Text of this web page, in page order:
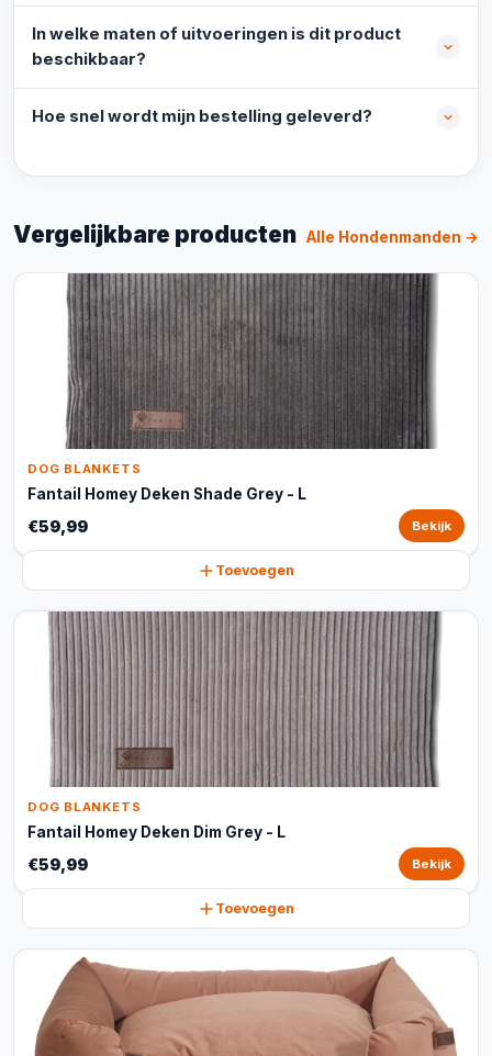
In welke maten of uitvoeringen is dit product
beschikbaar?
Hoe snel wordt mijn bestelling geleverd?
Vergelijkbare producten Alle Hondenmanden →
DOG BLANKETS
Fantail Homey Deken Shade Grey - L
€59,99 Bekijk
Toevoegen
DOG BLANKETS
Fantail Homey Deken Dim Grey - L
€59,99 Bekijk
Toevoegen